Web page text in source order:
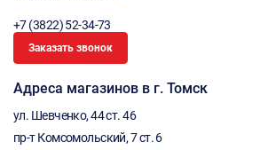
+7 (3822) 52-34-73
Заказать звонок
Адреса магазинов в г. Томск
ул. Шевченко, 44 ст. 46
пр-т Комсомольский, 7 ст. 6